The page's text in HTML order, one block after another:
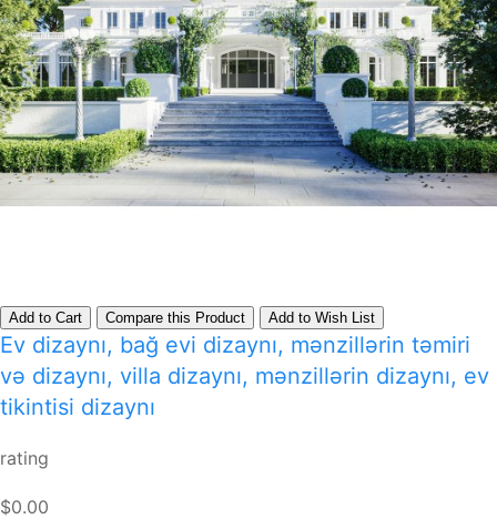
Add to Cart Compare this Product Add to Wish List
Ev dizaynı, bağ evi dizaynı, mənzillərin təmiri
və dizaynı, villa dizaynı, mənzillərin dizaynı, ev
tikintisi dizaynı
rating
$0.00